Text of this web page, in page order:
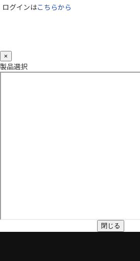
ログインはこちらから
×
製品選択
閉じる